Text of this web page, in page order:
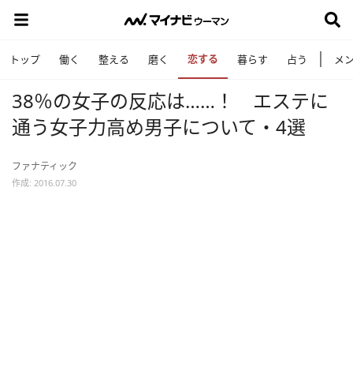
トップ 働く 整える 磨く 恋する 暮らす 占う メ
38％の女子の反応は……！ エステに
通う女子力高め男子について・4選
ファナティック
作成: 2016.07.30